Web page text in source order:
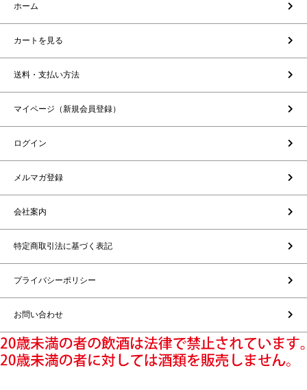
ホーム
カートを見る
送料・支払い方法
マイページ（新規会員登録）
ログイン
メルマガ登録
会社案内
特定商取引法に基づく表記
プライバシーポリシー
お問い合わせ